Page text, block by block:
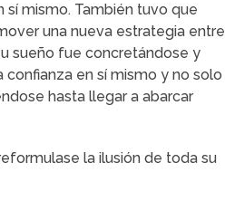
sí mismo. También tuvo que
una nueva estrategia entre
sueño fue concretándose y
en sí mismo y no solo
hasta llegar a abarcar
la ilusión de toda su